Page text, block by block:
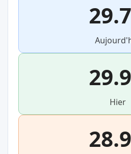
29.7
29.9
Hier
28.9